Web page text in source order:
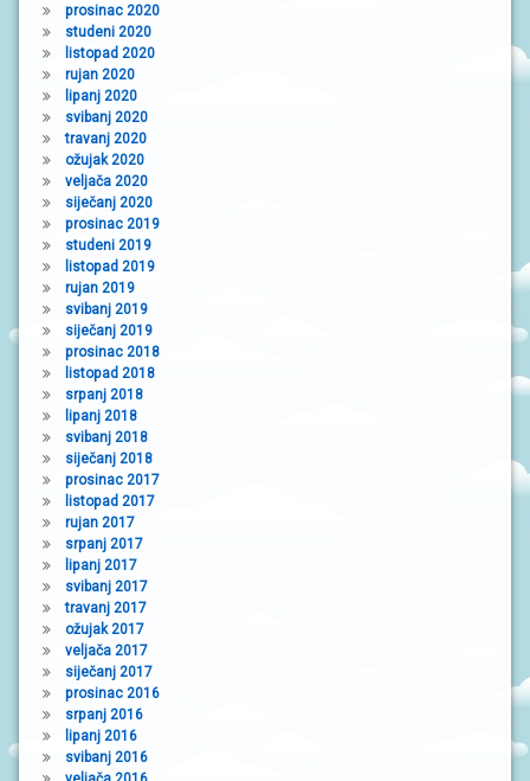
prosinac 2020
studeni 2020
listopad 2020
rujan 2020
lipanj 2020
svibanj 2020
travanj 2020
ožujak 2020
veljača 2020
siječanj 2020
prosinac 2019
studeni 2019
listopad 2019
rujan 2019
svibanj 2019
siječanj 2019
prosinac 2018
listopad 2018
srpanj 2018
lipanj 2018
svibanj 2018
siječanj 2018
prosinac 2017
listopad 2017
rujan 2017
srpanj 2017
lipanj 2017
svibanj 2017
travanj 2017
ožujak 2017
veljača 2017
siječanj 2017
prosinac 2016
srpanj 2016
lipanj 2016
svibanj 2016